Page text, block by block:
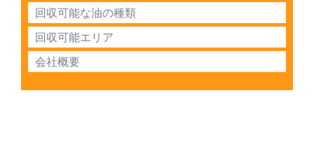
回収可能な油の種類
回収可能エリア
会社概要